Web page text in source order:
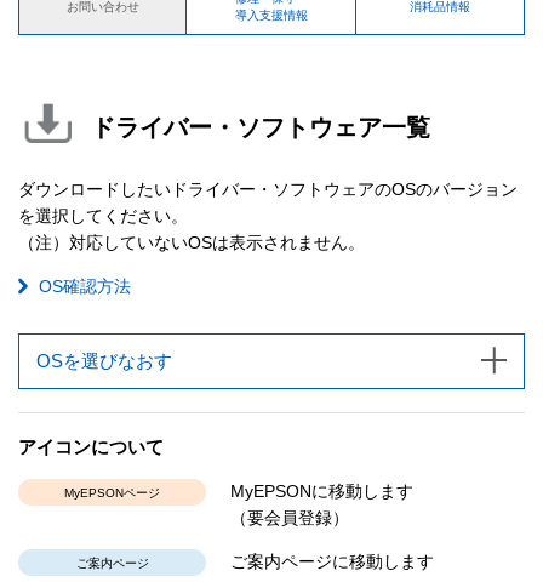
お問い合わせ
導入支援情報
消耗品情報
ドライバー・ソフトウェア一覧
ダウンロードしたいドライバー・ソフトウェアのOSのバージョン
を選択してください。
（注）対応していないOSは表示されません。
OS確認方法
OSを選びなおす
アイコンについて
MyEPSONページ
MyEPSONに移動します
（要会員登録）
ご案内ページ ご案内ページに移動します